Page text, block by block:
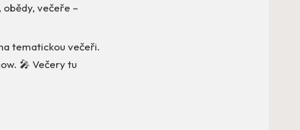
obědy, večeře –
tematickou večeři.
🎤 Večery tu